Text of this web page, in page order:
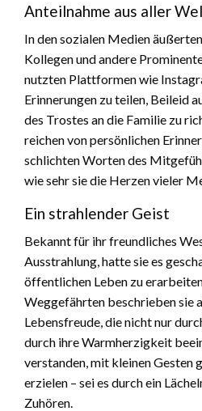
Anteilnahme aus aller
In den sozialen Medien
Kollegen und andere
nutzten Plattformen wie
Erinnerungen zu teilen, Beileid
des Trostes an die Familie zu
reichen von persönlichen
schlichten Worten des
wie sehr sie die Herzen vieler
Ein strahlender Geist
Bekannt für ihr freundliches
Ausstrahlung, hatte sie es
öffentlichen Leben zu
Weggefährten beschrieben sie
Lebensfreude, die nicht nur
durch ihre Warmherzigkeit
verstanden, mit kleinen Gesten
erzielen – sei es durch ein
Zuhören.